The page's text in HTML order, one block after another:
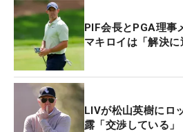
PIF会長とPGA理
マキロイは「解決に
LIVが松山英樹にロ
露「交渉している」